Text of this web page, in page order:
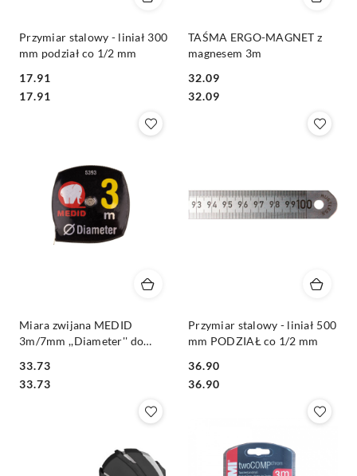
Przymiar stalowy - liniał 300
mm podział co 1/2 mm
Cena:
17.91
Cena:
17.91
TAŚMA ERGO-MAGNET z
magnesem 3m
Cena:
32.09
Cena:
32.09
Miara zwijana MEDID
3m/7mm ,,Diameter'' do
zewnętrznych
Cena:
33.73
Cena:
33.73
Przymiar stalowy - liniał 500
mm PODZIAŁ co 1/2 mm
Cena:
36.90
Cena:
36.90